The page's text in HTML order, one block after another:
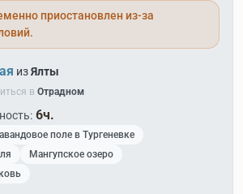
приостановлен из-за
изЯлты
в Отрадном
6ч.
поле в Тургеневке
Мангупское озеро